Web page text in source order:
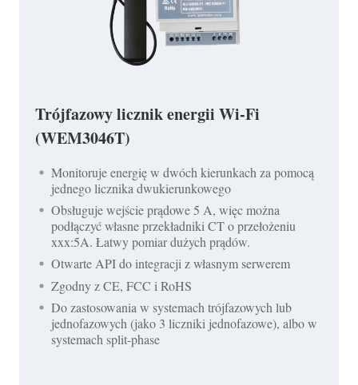
Trójfazowy licznik energii Wi-Fi
(WEM3046T)
Monitoruje energię w dwóch kierunkach za pomocą
jednego licznika dwukierunkowego
Obsługuje wejście prądowe 5 A, więc można
podłączyć własne przekładniki CT o przełożeniu
xxx:5A. Łatwy pomiar dużych prądów.
Otwarte API do integracji z własnym serwerem
Zgodny z CE, FCC i RoHS
Do zastosowania w systemach trójfazowych lub
jednofazowych (jako 3 liczniki jednofazowe), albo w
systemach split-phase